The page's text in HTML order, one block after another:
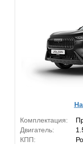
Комплектация:
Двигатель:
КПП: